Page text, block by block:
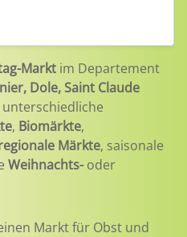
Markt im Departement
Dole, Saint Claude
, Biomärkte,
Märkte, saisonale
Weihnachts- oder
Markt für Obst und